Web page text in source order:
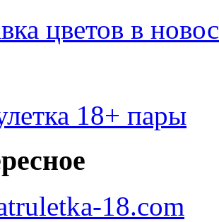
цветов в
18+ пары
18.com